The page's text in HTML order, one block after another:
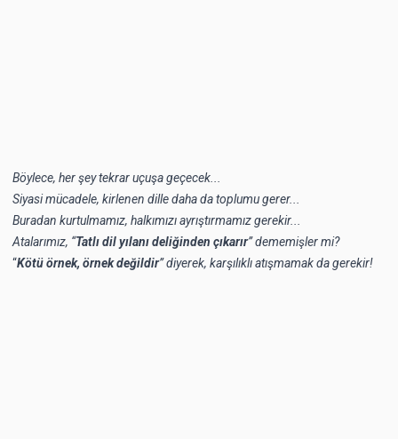
Böylece, her şey tekrar uçuşa geçecek...
Siyasi mücadele, kirlenen dille daha da toplumu gerer...
Buradan kurtulmamız, halkımızı ayrıştırmamız gerekir...
Atalarımız, “Tatlı dil yılanı deliğinden çıkarır” dememişler mi?
“Kötü örnek, örnek değildir” diyerek, karşılıklı atışmamak da gerekir!